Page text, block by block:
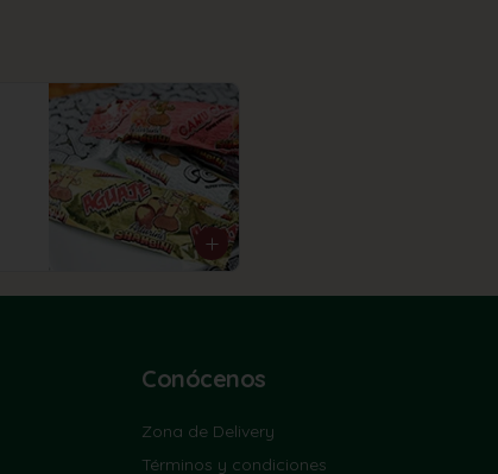
Conócenos
Zona de Delivery
Términos y condiciones